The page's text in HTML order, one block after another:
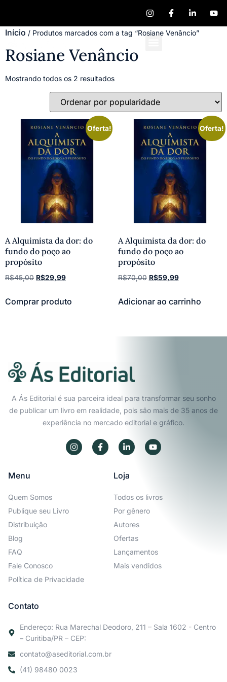
Início / Produtos marcados com a tag “Rosiane Venâncio”
Rosiane Venâncio
Mostrando todos os 2 resultados
Oferta!
A Alquimista da dor: do
fundo do poço ao
propósito
R$45,00 R$29,99
Comprar produto
Oferta!
A Alquimista da dor: do
fundo do poço ao
propósito
R$70,00 R$59,99
Adicionar ao carrinho
A Ás Editorial é sua parceira ideal para transformar seu sonho
de publicar um livro em realidade, pois são mais de 35 anos de
experiência no mercado editorial e gráfico.
Menu
Quem Somos
Publique seu Livro
Distribuição
Blog
FAQ
Fale Conosco
Política de Privacidade
Loja
Todos os livros
Por gênero
Autores
Ofertas
Lançamentos
Mais vendidos
Contato
Endereço: Rua Marechal Deodoro, 211 – Sala 1602 - Centro
– Curitiba/PR – CEP:
contato@aseditorial.com.br
(41) 98480 0023